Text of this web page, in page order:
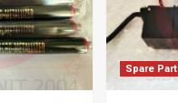
Spare Part